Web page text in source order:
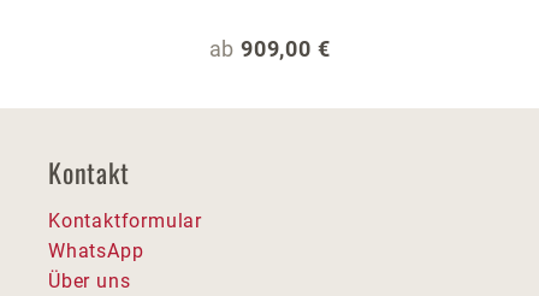
Regulärer Preis:
ab 909,00 €
Kontakt
Kontaktformular
WhatsApp
Über uns